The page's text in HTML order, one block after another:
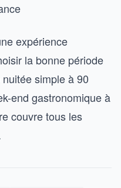
expérience
la bonne période
simple à 90
end gastronomique à
couvre tous les